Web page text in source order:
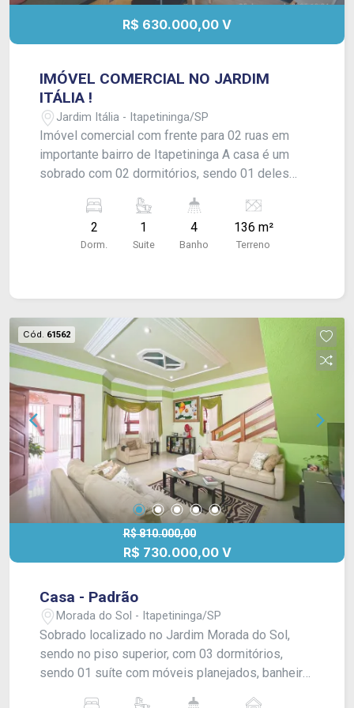
R$ 630.000,00 V
IMÓVEL COMERCIAL NO JARDIM
ITÁLIA !
Jardim Itália - Itapetininga/SP
Imóvel comercial com frente para 02 ruas em
importante bairro de Itapetininga A casa é um
sobrado com 02 dormitórios, sendo 01 deles
área de serviço e espaço com churrasqueira. O
ponto comercial dispõe de recepção, 01 sala e
02 banheiros. Acabamento: Laje, laminado e piso
2
Dorm.
1
Suite
4
Banho
136 m²
Terreno
Cód. 61562
R$ 810.000,00
R$ 730.000,00 V
Casa - Padrão
Morada do Sol - Itapetininga/SP
Sobrado localizado no Jardim Morada do Sol,
sendo no piso superior, com 03 dormitórios,
sendo 01 suíte com móveis planejados, banheiro